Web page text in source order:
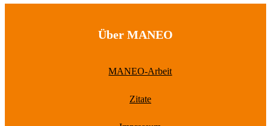
Über MANEO
MANEO-Arbeit
Zitate